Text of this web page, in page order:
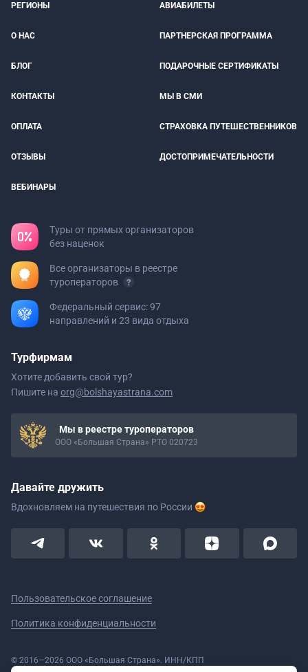
РЕГИОНЫ АВИАБИЛЕТЫ
О НАС ПАРТНЕРСКАЯ ПРОГРАММА
БЛОГ ПОДАРОЧНЫЕ СЕРТИФИКАТЫ
КОНТАКТЫ МЫ В СМИ
ОПЛАТА СТРАХОВКА ПУТЕШЕСТВЕННИКОВ
ОТЗЫВЫ ДОСТОПРИМЕЧАТЕЛЬНОСТИ
ВЕБИНАРЫ
Туры от прямых организаторов
без наценок
Все организаторы в реестре
туроператоров
Федеральный сервис: 97
направлений и 23 вида отдыха
Турфирмам
Хотите добавить свой тур?
Пишите на org@bolshayastrana.com
Мы в реестре туроператоров
ООО «Большая Страна» РТО 020723
Давайте дружить
Вдохновляем на путешествия по России
Пользовательское соглашение
Политика конфиденциальности
© 2016—2026 ООО «Большая Страна». ИНН/КПП